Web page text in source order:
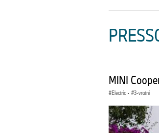
MINI
Electric · 3-vratni